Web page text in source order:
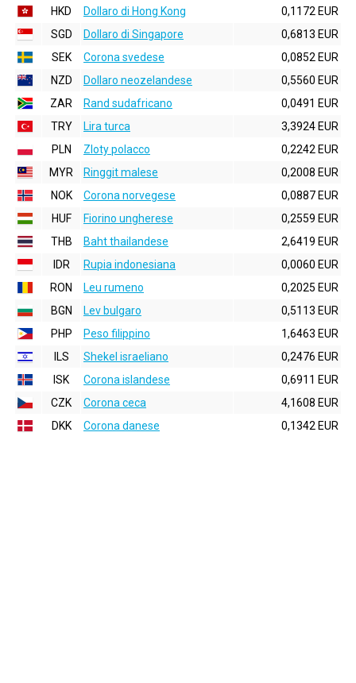
HKD
Dollaro di Hong Kong
0,1172 EUR
SGD
Dollaro di Singapore
0,6813 EUR
SEK
Corona svedese
0,0852 EUR
NZD
Dollaro neozelandese
0,5560 EUR
ZAR
Rand sudafricano
0,0491 EUR
TRY
Lira turca
3,3924 EUR
PLN
Zloty polacco
0,2242 EUR
MYR
Ringgit malese
0,2008 EUR
NOK
Corona norvegese
0,0887 EUR
HUF
Fiorino ungherese
0,2559 EUR
THB
Baht thailandese
2,6419 EUR
IDR
Rupia indonesiana
0,0060 EUR
RON
Leu rumeno
0,2025 EUR
BGN
Lev bulgaro
0,5113 EUR
PHP
Peso filippino
1,6463 EUR
ILS
Shekel israeliano
0,2476 EUR
ISK
Corona islandese
0,6911 EUR
CZK
Corona ceca
4,1608 EUR
DKK
Corona danese 0,1342 EUR